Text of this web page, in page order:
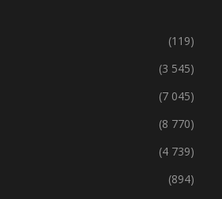
(119)
(3 545)
(7 045)
(8 770)
(4 739)